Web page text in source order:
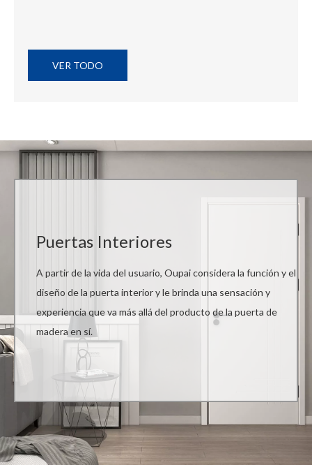
VER TODO
Puertas Interiores
A partir de la vida del usuario, Oupai considera la función y el
diseño de la puerta interior y le brinda una sensación y
experiencia que va más allá del producto de la puerta de
madera en sí.